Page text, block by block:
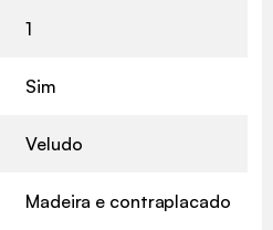
1
Sim
Veludo
Madeira e contraplacado